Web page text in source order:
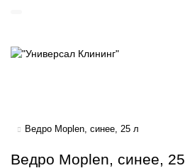
Ведро Moplen, синее, 25 л
Ведро Moplen, синее,